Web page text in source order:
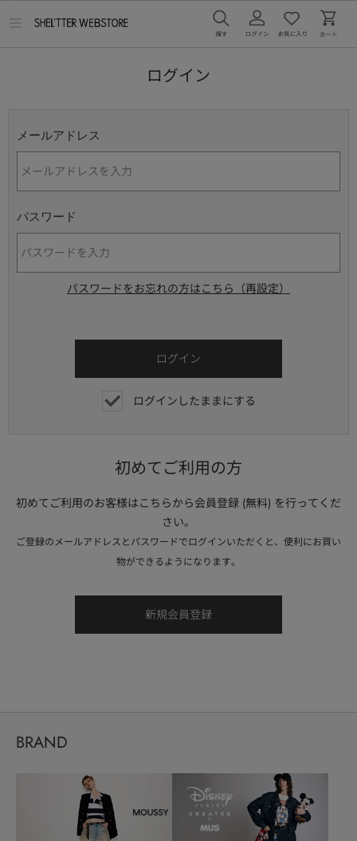
ログイン
メールアドレス
パスワード
パスワードをお忘れの方はこちら（再設定）
ログインしたままにする
初めてご利用の方
初めてご利用のお客様はこちらから会員登録 (無料) を行ってくだ
さい。
ご登録のメールアドレスとパスワードでログインいただくと、便利にお買い
物ができるようになります。
BRAND